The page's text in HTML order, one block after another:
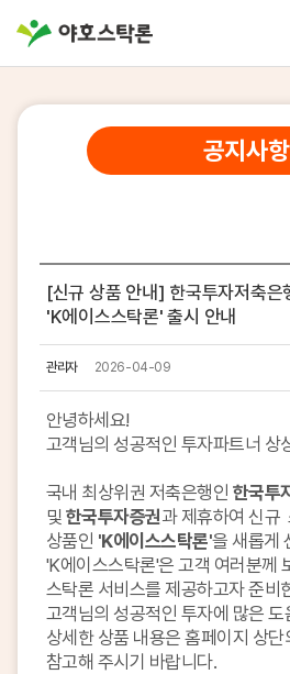
공지사항
[신규 상품 안내] 한국투자저축은
'K에이스스탁론' 출시 안내
관리자 2026-04-09
안녕하세요!
고객님의 성공적인 투자파트너 상
국내 최상위권 저축은행인 한국투
및 한국투자증권과 제휴하여 신규
상품인 'K에이스스탁론'을 새롭게
'K에이스스탁론'은 고객 여러분께
스탁론 서비스를 제공하고자 준비
고객님의 성공적인 투자에 많은 도
상세한 상품 내용은 홈페이지 상단
참고해 주시기 바랍니다.